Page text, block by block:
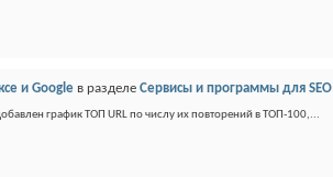
и Google в разделе Сервисы и программы для SEO
график ТОП URL по числу их повторений в ТОП-100,...